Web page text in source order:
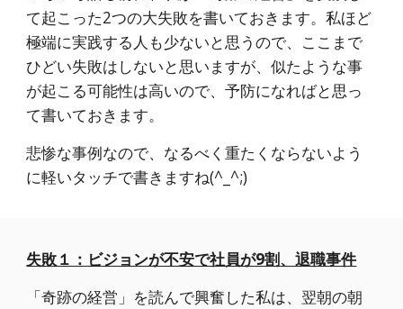
て起こった2つの大失敗を書いておきます。私ほど
極端に実践する人も少ないと思うので、ここまで
ひどい失敗はしないと思いますが、似たような事
が起こる可能性は高いので、予防になればと思っ
て書いておきます。
悲惨な事例なので、なるべく重たくならないよう
に軽いタッチで書きますね(^_^;)
失敗１：ビジョンが不安で社員が9割、退職事件
「奇跡の経営」を読んで興奮した私は、翌朝の朝